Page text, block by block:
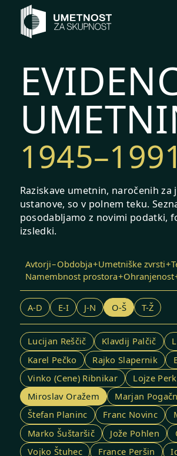
Preskoči na vsebino
1945–1991
Raziskave umetnin, naročenih za
ustanove, so v polnem teku.
posodabljamo z novimi podatki,
izsledki.
Avtorji Obdobja Umetniške zvrsti
Namembnost prostora Ohranjenost
A-D E-I J-N O-Š T-Ž
Lucijan Reščič Klavdij Palčič
Karel Pečko
Rajko Slapernik
Vinko (Cene) Ribnikar
Lojze
Miroslav Oražem
Marjan
Štefan Planinc
Franc Novinc
Marko Šuštaršič
Jože Pohlen
Vojko Štuhec
France Peršin